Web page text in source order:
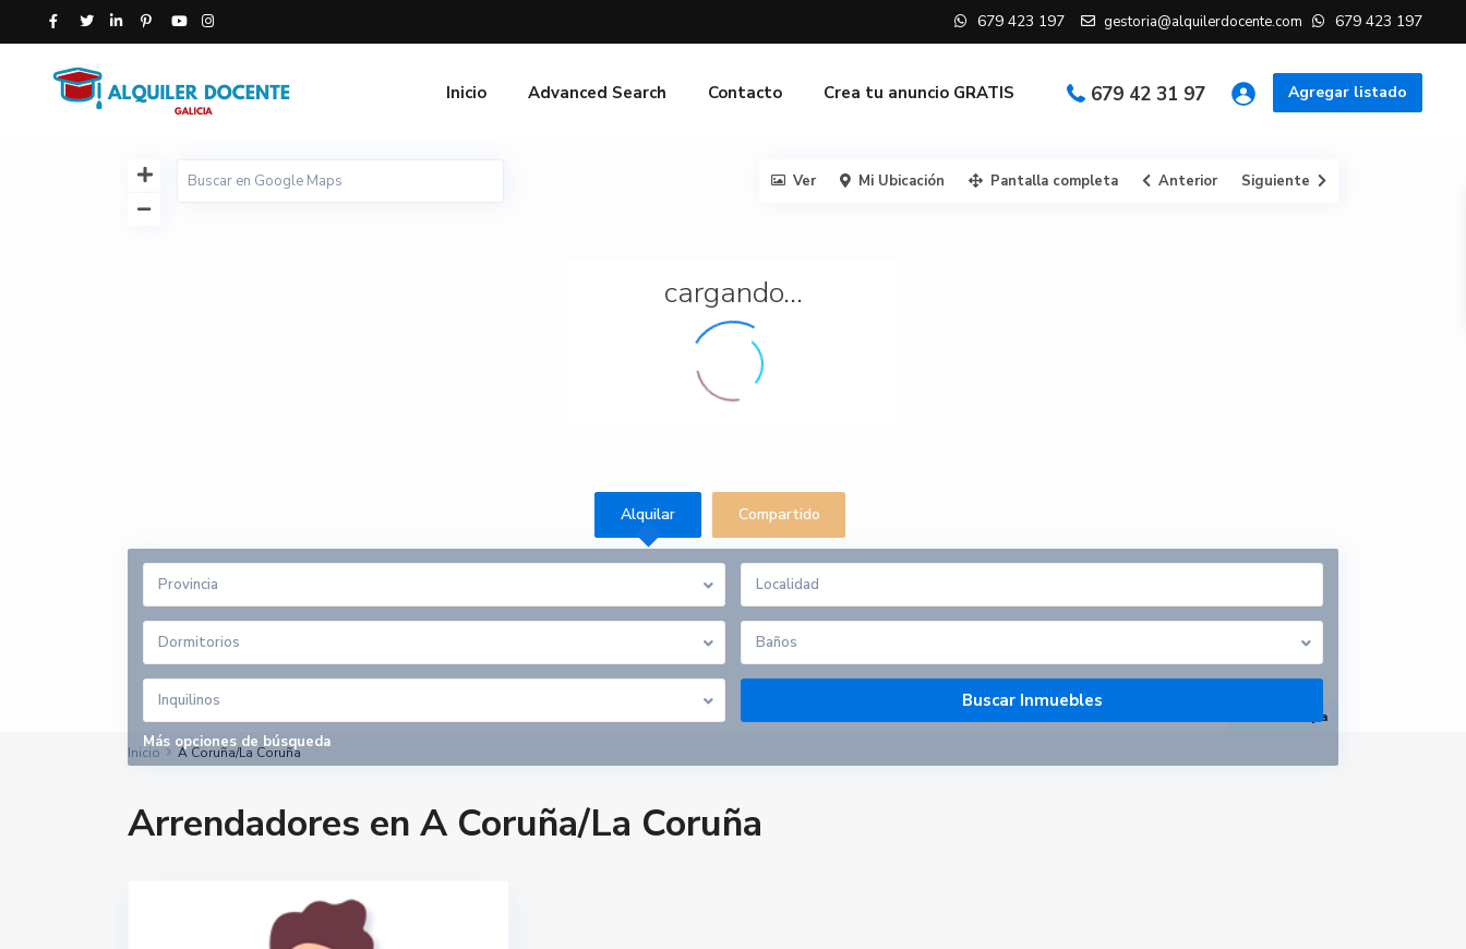
679 423 197 gestoria@alquilerdocente.com 679 423 197
Agregar listado
679 42 31 97
Inicio Advanced Search Contacto Crea tu anuncio GRATIS
cargando...
abrir mapa
Ver Mi Ubicación Pantalla completa Anterior Siguiente
Alquilar Compartido
Provincia
Dormitorios Baños
Inquilinos
Más opciones de búsqueda
Inicio A Coruña/La Coruña
Arrendadores en A Coruña/La Coruña